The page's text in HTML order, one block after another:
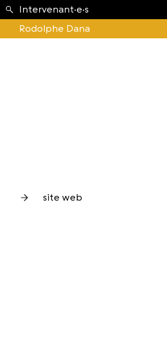
École ›
Intervenant·e·s
Rodolphe Dana
site web